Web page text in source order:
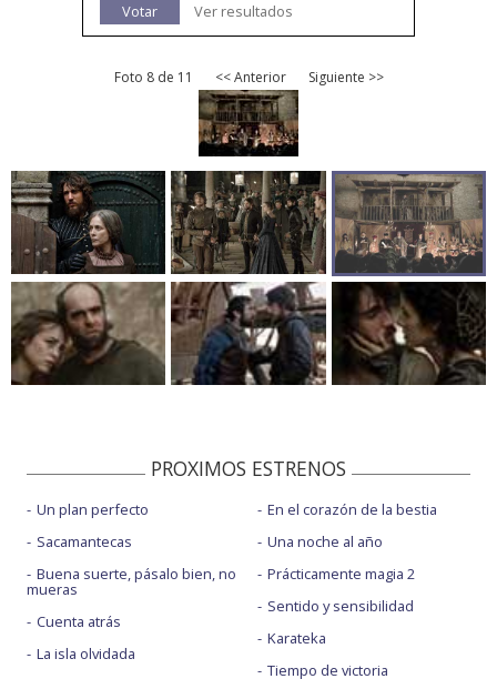
Votar
Ver resultados
Foto 8 de 11 << Anterior Siguiente >>
PROXIMOS ESTRENOS
Un plan perfecto
Sacamantecas
Buena suerte, pásalo bien, no
mueras
Cuenta atrás
La isla olvidada
En el corazón de la bestia
Una noche al año
Prácticamente magia 2
Sentido y sensibilidad
Karateka
Tiempo de victoria